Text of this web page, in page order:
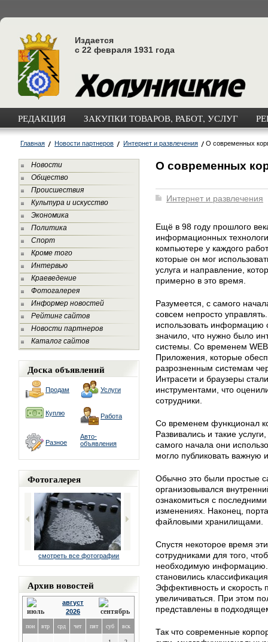
Издается
с 22 февраля 1931 года
РЕДАКЦИЯ ЗАКУПКИ ТОВАРОВ, РАБОТ, УСЛУГ
Главная Новости партнеров Интернет и развлечения О современных
Новости
Общество
Происшествия
Культура и искусство
Экономика
Политика
Спорт
Кроме того
Интервью
Краеведение
Фотогалерея
Информер новостей
Рейтинг сайтов
Новости партнеров
Каталог сайтов
Доска объявлений
Продам Услуги
Куплю Работа
Разное
Авто-
объявления
Фотогалерея
смотреть все фотографии
Архив новостей
август
2026
пон втр срд чет пят суб вск
О современных
Интернет и развлечения
Ещё в 98 году прошлого
информационных
компьютере у каждого
которые он мог
услуга и направление,
примерно в это время.
Разумеется, с самого
совсем непросто
использовать информацию
значило, что нужно было
системы. Со временем
Приложения, которые
разрозненным системам
Интрасети и браузеры
инструментами, что
сотрудники.
Со временем функционал
Развивались и такие
самого начала они
могло публиковать
Обычно это были простые
организовывался
ознакомиться с
изменениях. Наконец,
файловыми хранилищами.
Спустя некоторое время
сотрудниками для того,
необходимую
становились
Эффективность и
увеличиваться. При этом
представлены в
Так что современные